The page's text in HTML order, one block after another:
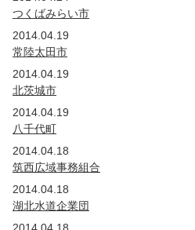
つくばみらい市
2014.04.19
常陸太田市
2014.04.19
北茨城市
2014.04.19
八千代町
2014.04.18
筑西広域事務組合
2014.04.18
湖北水道企業団